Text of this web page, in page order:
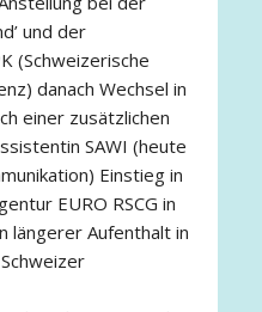
und der
(Schweizerische
danach Wechsel in
einer zusätzlichen
SAWI (heute
Einstieg in
EURO RSCG in
längerer Aufenthalt in